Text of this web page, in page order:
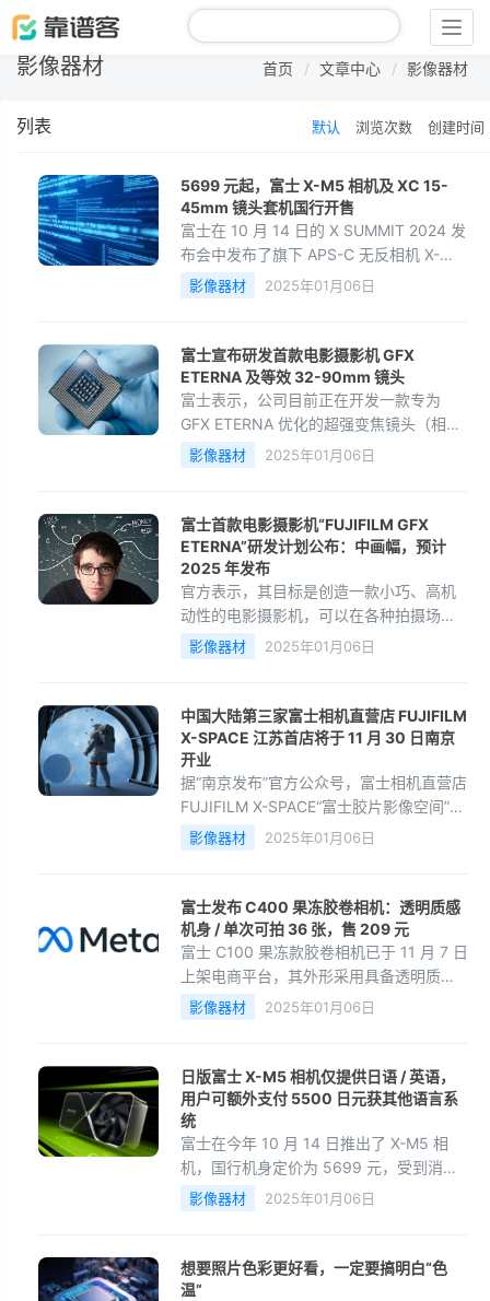
影像器材 首页 文章中心 影像器材
列表 默认 浏览次数 创建时间
5699 元起，富士 X-M5 相机及 XC 15-
45mm 镜头套机国行开售
富士在 10 月 14 日的 X SUMMIT 2024 发
布会中发布了旗下 APS-C 无反相机 X-
M5，这款相机将于 20:00 开售，机身价
格为 5699 元、XC 15-45mm F/3.5-5.6
电池 / 便携包），如果抢购成功无论是自
用还是转手都相当值得。
影像器材 2025年01月06日
富士宣布研发首款电影摄影机 GFX
ETERNA 及等效 32-90mm 镜头
富士表示，公司目前正在开发一款专为
GFX ETERNA 优化的超强变焦镜头（相当
于 32-90 mm）和一款PL卡口适配器。
影像器材 2025年01月06日
富士首款电影摄影机“FUJIFILM GFX
ETERNA”研发计划公布：中画幅，预计
2025 年发布
官方表示，其目标是创造一款小巧、高机
动性的电影摄影机，可以在各种拍摄场景
中使用。它不仅针对大型制作如长片电
影，还适用于个人制作的短片、纪录片和
影像器材 2025年01月06日
中国大陆第三家富士相机直营店 FUJIFILM
X-SPACE 江苏首店将于 11 月 30 日南京
开业
据“南京发布”官方公众号，富士相机直营店
FUJIFILM X-SPACE“富士胶片影像空间”江
苏首店将于 11 月 30 日南京开业，这是富
士相机在中国大陆开设的第三家直营店，
影像器材 2025年01月06日
富士发布 C400 果冻胶卷相机：透明质感
机身 / 单次可拍 36 张，售 209 元
富士 C100 果冻款胶卷相机已于 11 月 7 日
上架电商平台，其外形采用具备透明质感
的“果冻”风格机身，一次可拍36张照片，
售价为209元。
影像器材 2025年01月06日
日版富士 X-M5 相机仅提供日语 / 英语，
用户可额外支付 5500 日元获其他语言系
统
富士在今年 10 月 14 日推出了 X-M5 相
机，国行机身定价为 5699 元，受到消费
者欢迎，迅速售罄。不少海淘者此后将目
光移到了海外版本 X-M5 相机中，目前富
机将只内置英语和日语，如果用户需要添
加其他语言，则需要支付 5500 日元，并
影像器材 2025年01月06日
想要照片色彩更好看，一定要搞明白“色
温”